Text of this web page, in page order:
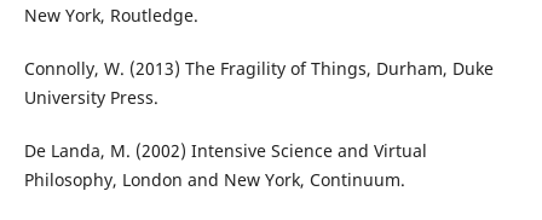
New York, Routledge.
Connolly, W. (2013) The Fragility of Things, Durham, Duke
University Press.
De Landa, M. (2002) Intensive Science and Virtual
Philosophy, London and New York, Continuum.